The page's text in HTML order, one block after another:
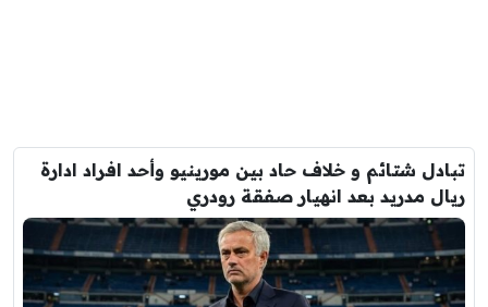
تبادل شتائم و خلاف حاد بين مورينيو وأحد افراد ادارة
ريال مدريد بعد انهيار صفقة رودري